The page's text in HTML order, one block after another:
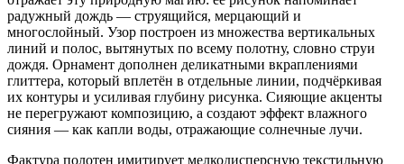
радужный дождь — струящийся, мерцающий и
многослойный. Узор построен из множества вертикальных
линий и полос, вытянутых по всему полотну, словно струи
дождя. Орнамент дополнен деликатными вкраплениями
глиттера, который вплетён в отдельные линии, подчёркивая
их контуры и усиливая глубину рисунка. Сияющие акценты
не перегружают композицию, а создают эффект влажного
сияния — как капли воды, отражающие солнечные лучи.
Фактура полотен имитирует мелкодисперсную текстильную